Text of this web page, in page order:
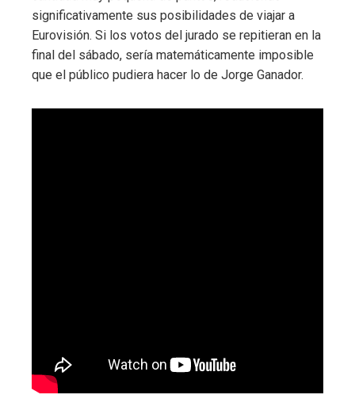
significativamente sus posibilidades de viajar a
Eurovisión. Si los votos del jurado se repitieran en la
final del sábado, sería matemáticamente imposible
que el público pudiera hacer lo de Jorge Ganador.